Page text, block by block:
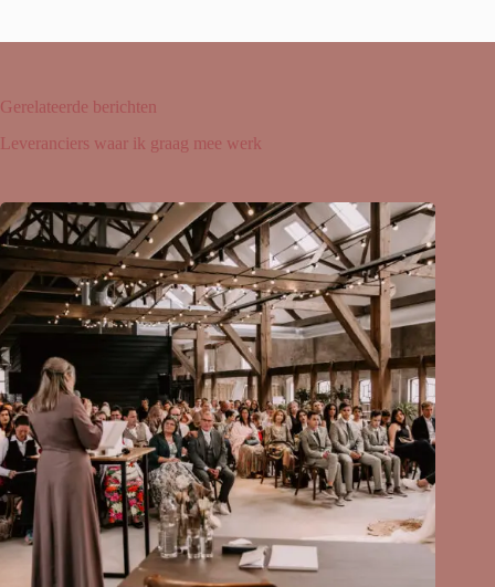
Gerelateerde berichten
Leveranciers waar ik graag mee werk